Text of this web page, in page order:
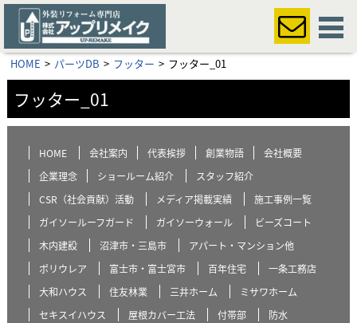
HOME パーツDB フッター フッター_01
フッター_01
HOME 会社案内 代表挨拶 創業物語
会社概要
企業理念
ショールーム紹介
スタッフ紹介
CSR（社会貢献）活動
メディア掲載実績
施工事例一覧
ガイソールーフガード
ガイソーウォール
ビーズコート
木内建設
沼津市・三島市
アパート・マンション他
ポリウレア
富士市・富士宮市 百年住宅
一条工務店
大和ハウス
住友林業 三井ホーム
ミサワホーム
セキスイハウス
屋根カバー工法 付帯部
防水